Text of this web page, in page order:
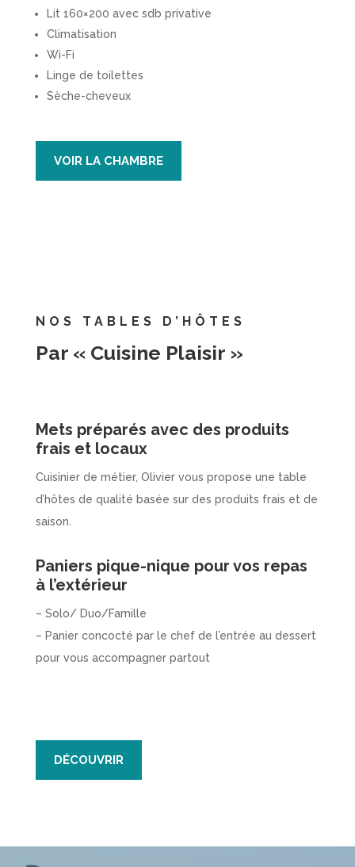
Lit 160×200 avec sdb privative
Climatisation
Wi-Fi
Linge de toilettes
Sèche-cheveux
VOIR LA CHAMBRE
NOS TABLES D’HÔTES
Par « Cuisine Plaisir »
Mets préparés avec des produits
frais et locaux
Cuisinier de métier, Olivier vous propose une table
d’hôtes de qualité basée sur des produits frais et de
saison.
Paniers pique-nique pour vos repas
à l’extérieur
– Solo/ Duo/Famille
– Panier concocté par le chef de l’entrée au dessert
pour vous accompagner partout
DÉCOUVRIR